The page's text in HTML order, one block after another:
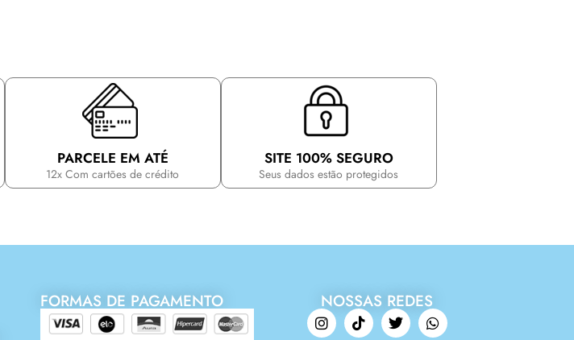
PARCELE EM ATÉ
12x Com cartões de crédito
SITE 100% SEGURO
Seus dados estão protegidos
FORMAS DE PAGAMENTO NOSSAS REDES